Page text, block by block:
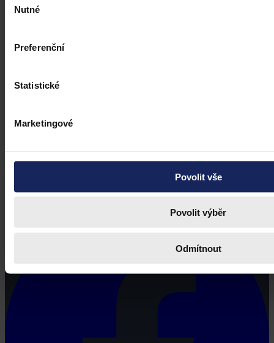
souhlasu
Nutné
Preferenční
Statistické
Marketingové
Povolit vše
Povolit výběr
Odmítnout
profesionálové a zástupci právnických profesí, ale všichni, kteří
potřebují právní informace.